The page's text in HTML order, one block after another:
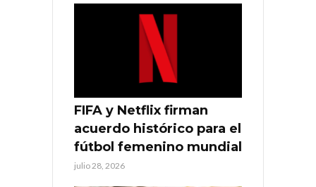
FIFA y Netflix firman
acuerdo histórico para el
fútbol femenino mundial
julio 28, 2026